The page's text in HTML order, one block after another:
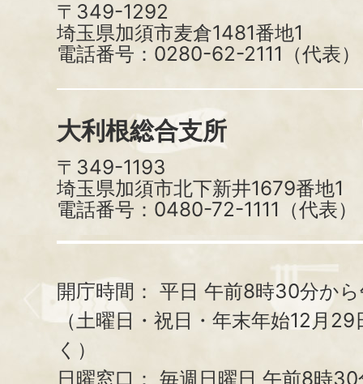
〒349-1292
埼玉県加須市麦倉1481番地1
電話番号：0280-62-2111（代表）
大利根総合支所
〒349-1193
埼玉県加須市北下新井1679番地1
電話番号：0480-72-1111（代表）
開庁時間： 平日 午前8時30分か
（土曜日・祝日・年末年始12月
く）
日曜窓口： 毎週日曜日 午前8時